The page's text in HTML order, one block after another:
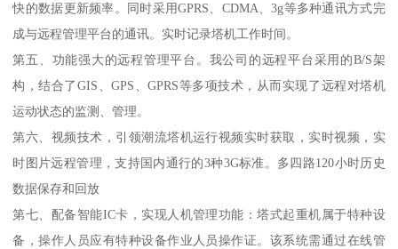
快的数据更新频率。同时采用GPRS、CDMA、3g等多种通讯方式完
成与远程管理平台的通讯。实时记录塔机工作时间。
第五、功能强大的远程管理平台。我公司的远程平台采用的B/S架
构，结合了GIS、GPS、GPRS等多项技术，从而实现了远程对塔机
运动状态的监测、管理。
第六、视频技术，引领潮流塔机运行视频实时获取，实时视频，实
时图片远程管理，支持国内通行的3种3G标准。多四路120小时历史
数据保存和回放
第七、配备智能IC卡，实现人机管理功能：塔式起重机属于特种设
备，操作人员应有特种设备作业人员操作证。该系统需通过在线管